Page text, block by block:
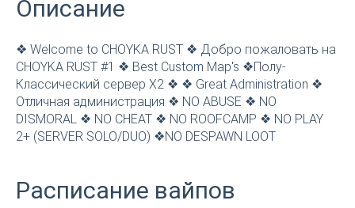
Описание
❖ Welcome to CHOYKA RUST ❖ Добро пожаловать на
CHOYKA RUST #1 ❖ Best Custom Map's ❖Полу-
Классический сервер X2 ❖ ❖ Great Administration ❖
Отличная администрация ❖ NO ABUSE ❖ NO
DISMORAL ❖ NO CHEAT ❖ NO ROOFCAMP ❖ NO PLAY
2+ (SERVER SOLO/DUO) ❖NO DESPAWN LOOT
Расписание вайпов